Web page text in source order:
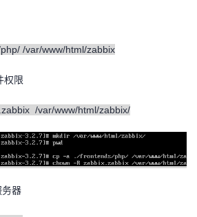
/var/www/html/zabbix
权限
/var/www/html/zabbix/
务器